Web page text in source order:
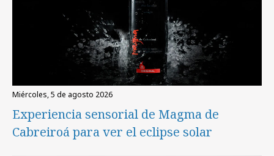
miércoles, 5 de agosto 2026
Experiencia sensorial de Magma de
Cabreiroá para ver el eclipse solar